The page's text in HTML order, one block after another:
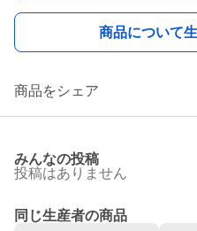
商品について
商品をシェア
みんなの投稿
投稿はありません
同じ生産者の商品